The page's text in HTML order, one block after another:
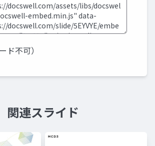
ド不可）
関連スライド